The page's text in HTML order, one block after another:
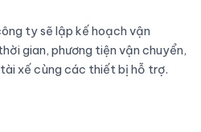
ty sẽ lập kế hoạch vận
gian, phương tiện vận chuyển,
tài xế cùng các thiết bị hỗ trợ.